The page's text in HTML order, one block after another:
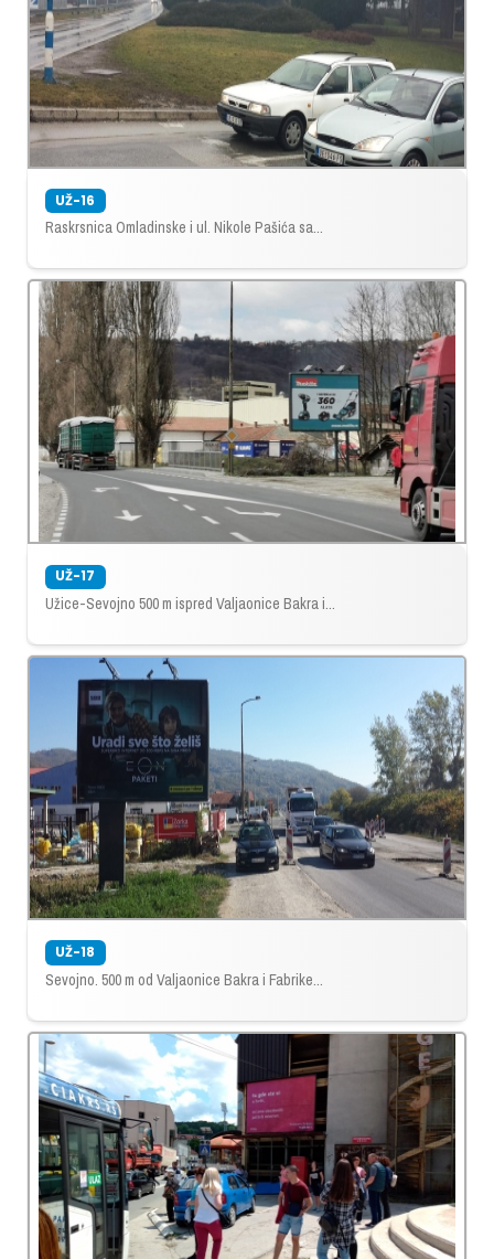
UŽ-16
Raskrsnica Omladinske i ul. Nikole Pašića sa...
UŽ-17
Užice-Sevojno 500 m ispred Valjaonice Bakra i...
UŽ-18
Sevojno. 500 m od Valjaonice Bakra i Fabrike...